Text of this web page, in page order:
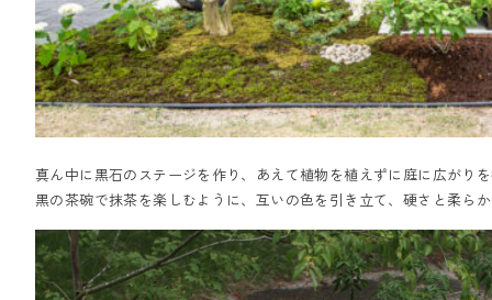
真ん中に黒石のステージを作り、あえて植物を植えずに庭に広がり
黒の茶碗で抹茶を楽しむように、互いの色を引き立て、硬さと柔ら